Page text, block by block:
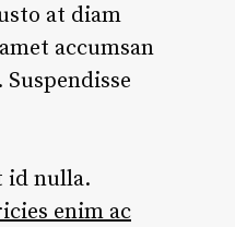
at diam
accumsan
id nulla.
enim ac